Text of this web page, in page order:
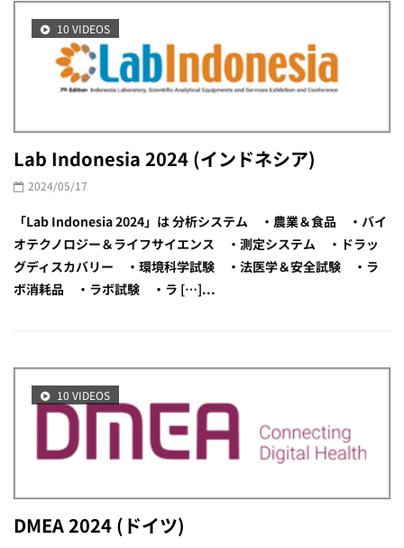
10 VIDEOS
Lab Indonesia 2024 (インドネシア)
2024/05/17
「Lab Indonesia 2024」は 分析システム ・農業＆食品 ・バイ
オテクノロジー＆ライフサイエンス ・測定システム ・ドラッ
グディスカバリー ・環境科学試験 ・法医学＆安全試験 ・ラ
ボ消耗品 ・ラボ試験 ・ラ […]...
10 VIDEOS
DMEA 2024 (ドイツ)